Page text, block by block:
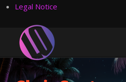
Legal Notice